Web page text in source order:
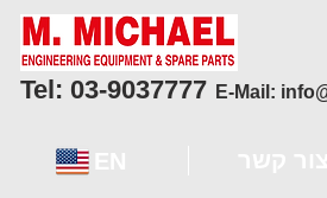
Tel: 03-9037777 E-Mail: